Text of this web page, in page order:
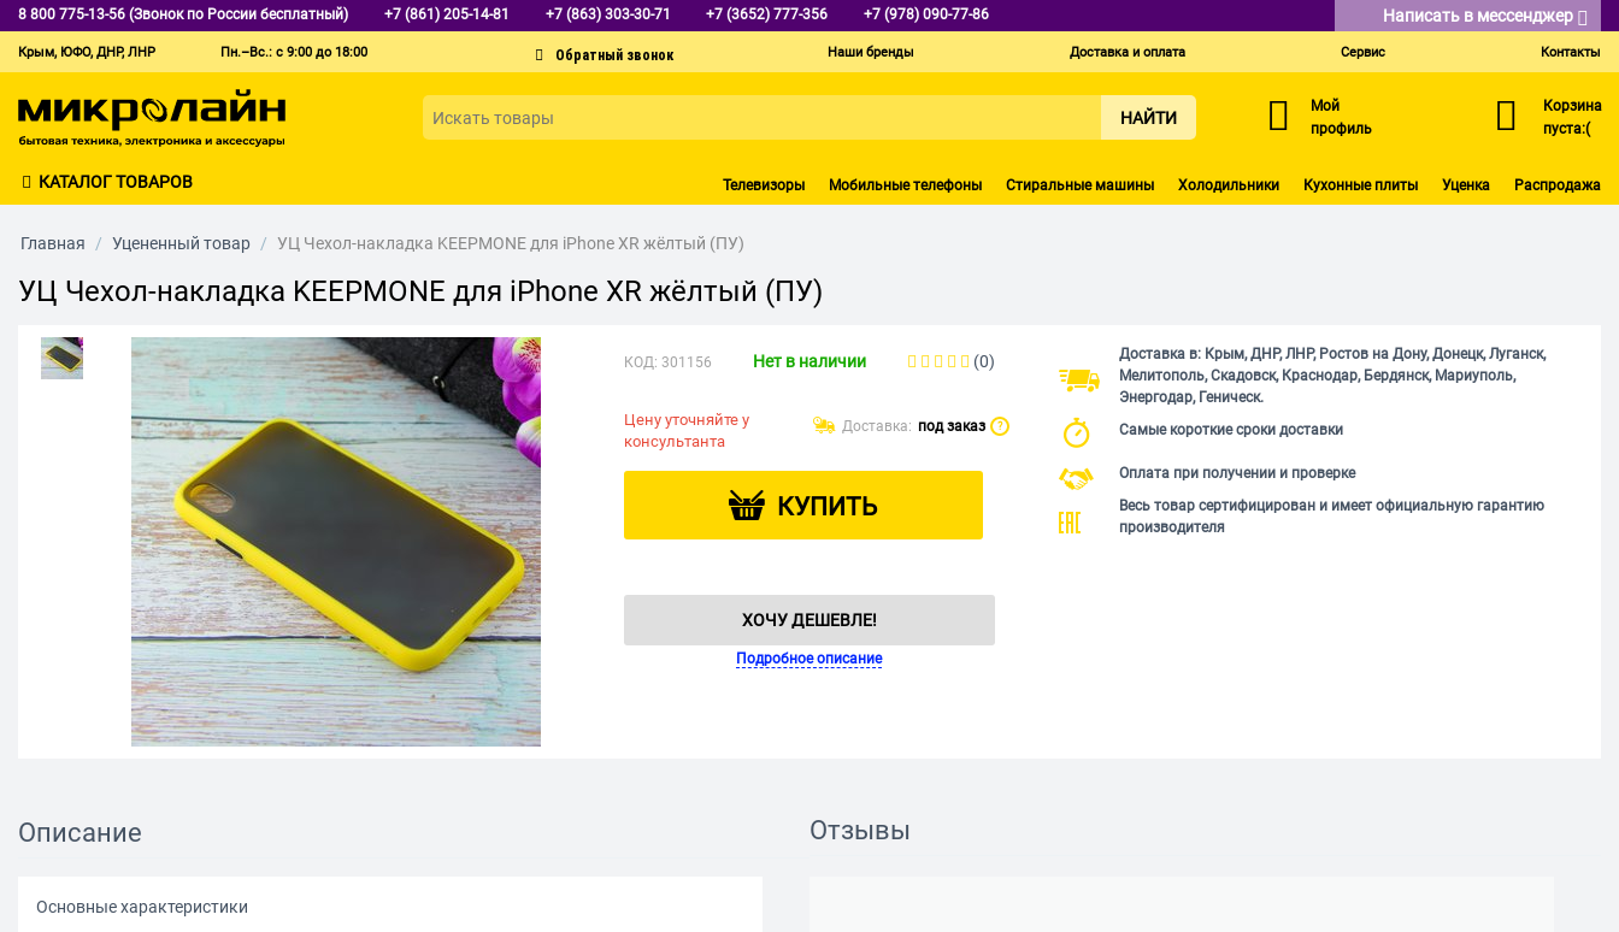
8 800 775-13-56 (Звонок по России бесплатный) +7 (861) 205-14-81 +7 (863) 303-30-71 +7 (3652) 777-356 +7 (978) 090-77-86 Написать в мессенджер
Крым, ЮФО, ДНР, ЛНР Пн.–Вс.: с 9:00 до 18:00 Наши бренды Доставка и оплата Сервис Контакты
НАЙТИ
Мой
профиль
Корзина
пуста:(
КАТАЛОГ ТОВАРОВ Телевизоры Мобильные телефоны Стиральные машины Холодильники Кухонные плиты Уценка Распродажа
Главная / Уцененный товар / УЦ Чехол-накладка KEEPMONE для iPhone XR жёлтый (ПУ)
УЦ Чехол-накладка KEEPMONE для iPhone XR жёлтый (ПУ)
КОД: 301156 Нет в наличии (0)
Цену уточняйте у
консультанта
Доставка: под заказ ?
КУПИТЬ
ХОЧУ ДЕШЕВЛЕ!
Подробное описание
Доставка в: Крым, ДНР, ЛНР, Ростов на Дону, Донецк, Луганск,
Мелитополь, Скадовск, Краснодар, Бердянск, Мариуполь,
Энергодар, Геническ.
Самые короткие сроки доставки
Оплата при получении и проверке
Весь товар сертифицирован и имеет официальную гарантию
производителя
Описание
Основные характеристики
Отзывы